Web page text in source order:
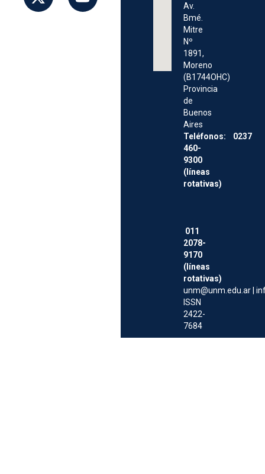
Av.
Bmé.
Mitre
Nº
1891,
Moreno
(B1744OHC)
Provincia
de
Buenos
Aires
Teléfonos: 0237
460-
9300
(líneas
rotativas)
011
2078-
9170
(líneas
rotativas)
unm@unm.edu.ar |
ISSN
2422-
7684